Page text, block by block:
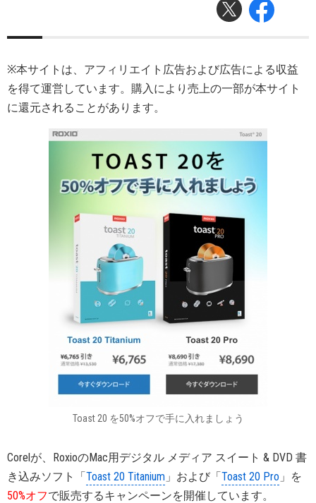
※本サイトは、アフィリエイト広告および広告による収益
を得て運営しています。購入により売上の一部が本サイト
に還元されることがあります。
Toast 20 を50%オフで手に入れましょう
Corelが、RoxioのMac用デジタル メディア スイート & DVD 書
き込みソフト「Toast 20 Titanium 」および「Toast 20 Pro 」を
50%オフで販売するキャンペーンを開催しています。